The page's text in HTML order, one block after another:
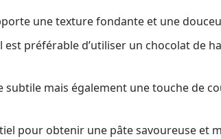
une texture fondante et une
est préférable d’utiliser un chocolat de
subtile mais également une touche de
pour obtenir une pâte savoureuse et